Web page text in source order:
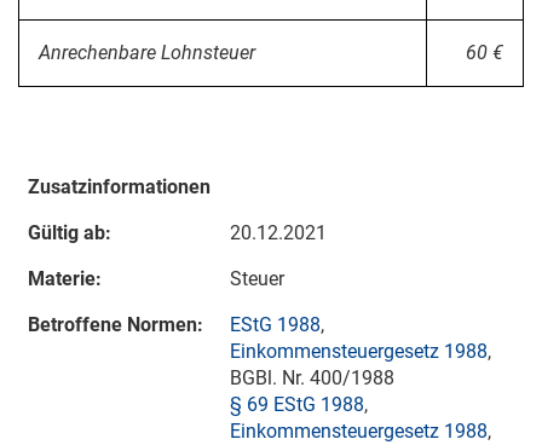
Anrechenbare Lohnsteuer 60 €
Zusatzinformationen
Gültig ab:
20.12.2021
Materie:
Steuer
Betroffene Normen:
EStG 1988,
Einkommensteuergesetz 1988,
BGBl. Nr. 400/1988
§ 69 EStG 1988,
Einkommensteuergesetz 1988,